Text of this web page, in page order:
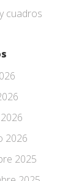
cuadros
2026
2025